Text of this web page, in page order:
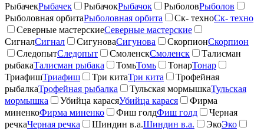
РыбачекРыбачек РыбачокРыбачок РыболовРыболов
Рыболовная орбитаРыболовная орбита Ск- техноСк- техно
Северные мастерскиеСеверные мастерские
СигналСигнал СигуноваСигунова СкорпионСкорпион
СледопытСледопыт СмоленскСмоленск
Талисман
рыбакаТалисман рыбака ТомьТомь ТонарТонар
ТриафишТриафиш Три китаТри кита
Трофейная
рыбалкаТрофейная рыбалка Тульская мормышкаТульская
мормышка
Убийца карасяУбийца карася
Фирма
миненкоФирма миненко Фиш голдФиш голд
Черная
речкаЧерная речка Шиндин в.а.Шиндин в.а. ЭкоЭко